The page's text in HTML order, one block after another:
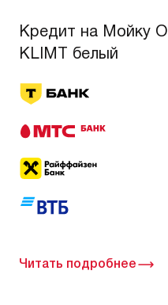
Кредит на Мойку
KLIMT белый
Читать подробнее